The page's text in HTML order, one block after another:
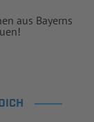
aus Bayerns